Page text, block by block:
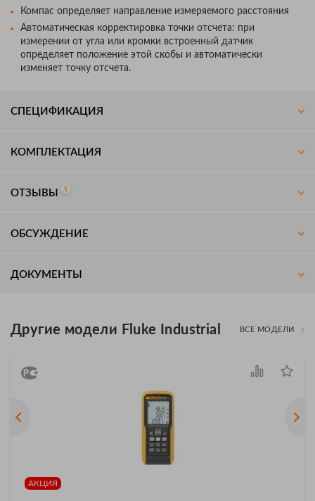
Компас определяет направление измеряемого расстояния
Автоматическая корректировка точки отсчета: при
измерении от угла или кромки встроенный датчик
определяет положение этой скобы и автоматически
изменяет точку отсчета.
СПЕЦИФИКАЦИЯ
КОМПЛЕКТАЦИЯ
ОТЗЫВЫ 1
ОБСУЖДЕНИЕ
ДОКУМЕНТЫ
Другие модели Fluke Industrial ВСЕ МОДЕЛИ
АКЦИЯ